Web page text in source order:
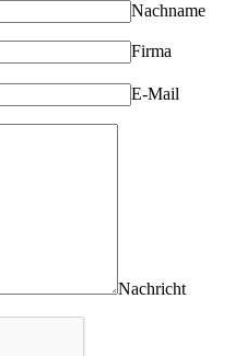
Nachname
Firma
E-Mail
Nachricht